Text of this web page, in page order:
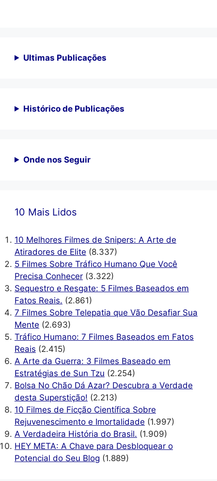
Ultimas Publicações
Histórico de Publicações
Onde nos Seguir
10 Mais Lidos
10 Melhores Filmes de Snipers: A Arte de
Atiradores de Elite (8.337)
5 Filmes Sobre Tráfico Humano Que Você
Precisa Conhecer (3.322)
Sequestro e Resgate: 5 Filmes Baseados em
Fatos Reais. (2.861)
7 Filmes Sobre Telepatia que Vão Desafiar Sua
Mente (2.693)
Tráfico Humano: 7 Filmes Baseados em Fatos
Reais (2.415)
A Arte da Guerra: 3 Filmes Baseado em
Estratégias de Sun Tzu (2.254)
Bolsa No Chão Dá Azar? Descubra a Verdade
desta Superstição! (2.213)
10 Filmes de Ficção Científica Sobre
Rejuvenescimento e Imortalidade (1.997)
A Verdadeira História do Brasil. (1.909)
HEY META: A Chave para Desbloquear o
Potencial do Seu Blog (1.889)